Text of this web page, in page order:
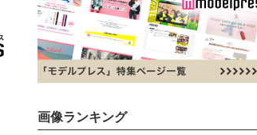
画像ランキング